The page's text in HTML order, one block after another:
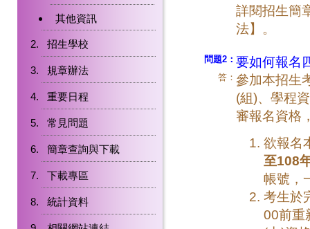
其他資訊
招生學校
規章辦法
重要日程
常見問題
簡章查詢與下載
下載專區
統計資料
詳閱招生簡
法】。
問題2： 要如何報名
答： 參加本招生
(組)、學程
審報名資格
欲報名
至108
帳號，
考生於
00前重